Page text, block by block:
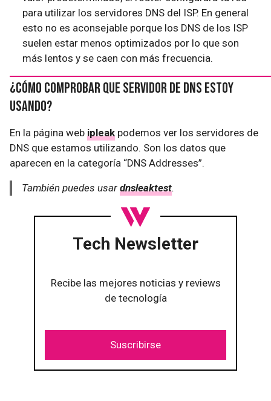
para utilizar los servidores DNS del ISP. En general
esto no es aconsejable porque los DNS de los ISP
suelen estar menos optimizados por lo que son
más lentos y se caen con más frecuencia.
¿Cómo comprobar que servidor de DNS estoy
usando?
En la página web ipleak podemos ver los servidores de
DNS que estamos utilizando. Son los datos que
aparecen en la categoría “DNS Addresses”.
También puedes usar dnsleaktest.
Tech Newsletter
Recibe las mejores noticias y reviews
de tecnología
Suscribirse